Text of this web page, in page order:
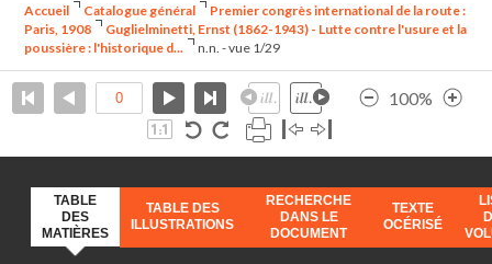
élévé
Accueil Catalogue général
Premier congrès international de la route :
Paris, 1908
Guglielminetti, Ernst (1862-1943) - Lutte contre l'usure et la
poussière : l'historique d...
n.n. - vue 1/29
100%
TABLE
DES
MATIÈRES
TABLE DES
ILLUSTRATIONS
RECHERCHE
DANS LE
DOCUMENT
TEXTE
OCÉRISÉ